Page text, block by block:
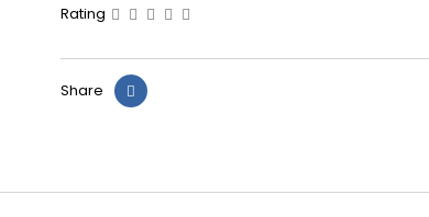
Rating
Share